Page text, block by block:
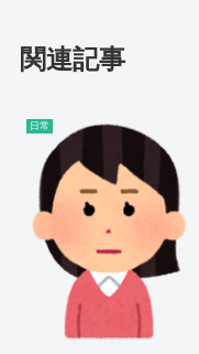
関連記事
日常